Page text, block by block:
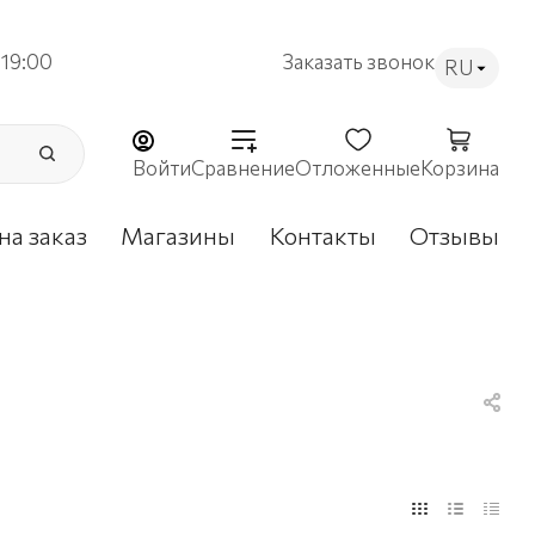
Заказать звонок RU
ВойтиСравнениеОтложенныеКорзина
заказ Магазины Контакты Отзывы